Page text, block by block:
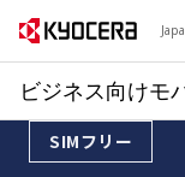
ビジネス向けモ
SIMフリー